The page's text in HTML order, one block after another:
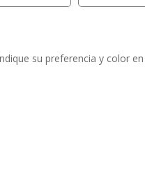
su preferencia y color